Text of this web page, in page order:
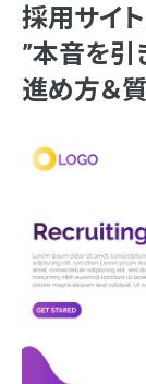
採用サイ
”本音を引
進め方＆